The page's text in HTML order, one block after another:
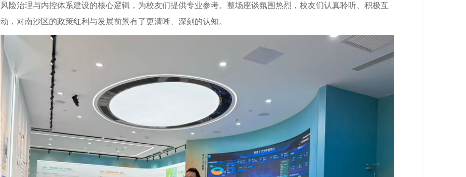
风险治理与内控体系建设的核心逻辑，为校友们提供专业参考。整场座谈氛围热烈，校友们认真聆听、积极互
动，对南沙区的政策红利与发展前景有了更清晰、深刻的认知。